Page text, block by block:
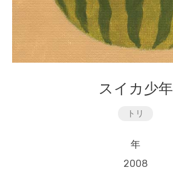
スイカ少年
トリ
年
2008